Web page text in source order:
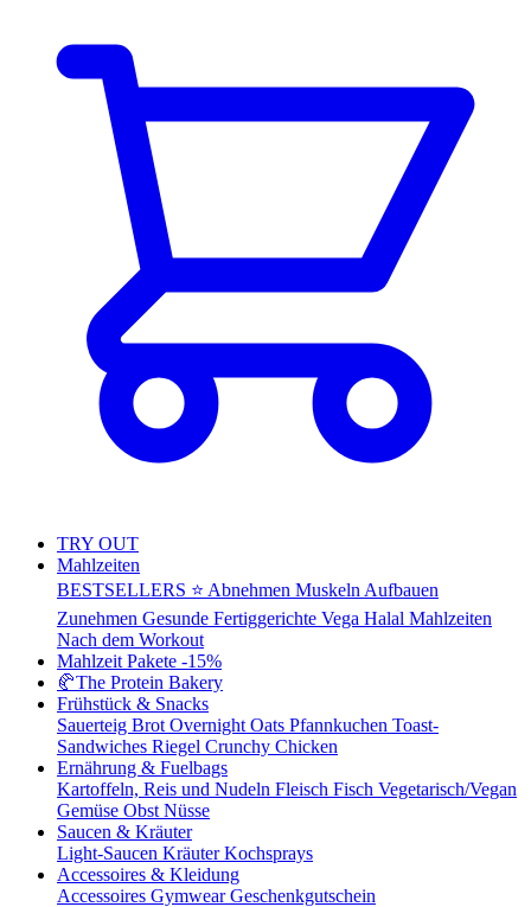
TRY OUT
Mahlzeiten
BESTSELLERS ⭐ Abnehmen Muskeln Aufbauen
Zunehmen Gesunde Fertiggerichte Vega Halal Mahlzeiten
Nach dem Workout
Mahlzeit Pakete -15%
🥐The Protein Bakery
Frühstück & Snacks
Sauerteig Brot Overnight Oats Pfannkuchen Toast-
Sandwiches Riegel Crunchy Chicken
Ernährung & Fuelbags
Kartoffeln, Reis und Nudeln Fleisch Fisch Vegetarisch/Vegan
Gemüse Obst Nüsse
Saucen & Kräuter
Light-Saucen KräuterKochsprays
Accessoires & Kleidung
Accessoires GymwearGeschenkgutschein